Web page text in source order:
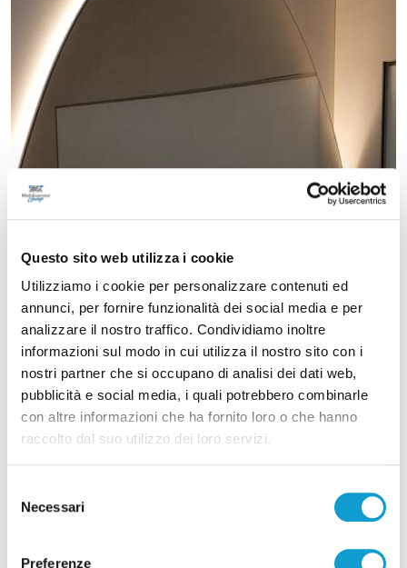
Questo sito web utilizza i cookie
Utilizziamo i cookie per personalizzare contenuti ed
annunci, per fornire funzionalità dei social media e per
analizzare il nostro traffico. Condividiamo inoltre
informazioni sul modo in cui utilizza il nostro sito con i
nostri partner che si occupano di analisi dei dati web,
pubblicità e social media, i quali potrebbero combinarle
con altre informazioni che ha fornito loro o che hanno
raccolto dal suo utilizzo dei loro servizi.
delNecessari
Preferenze